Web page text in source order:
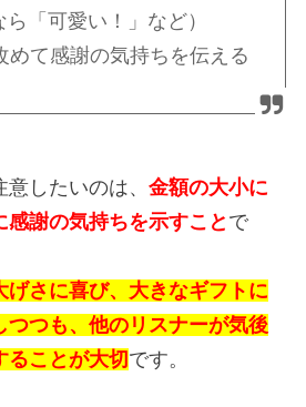
ら「可愛い！」など）
めて感謝の気持ちを伝える
したいのは、 金額の大小に
感謝の気持ちを示すこと で
げさに喜び、大きなギフトに
つつも、他のリスナーが気後
ることが大切です。